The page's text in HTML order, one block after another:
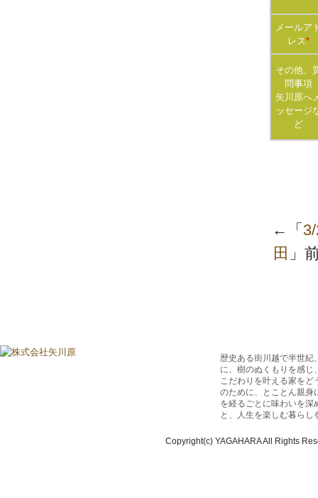
メールア
レス*
その他、
問事項
矢川原へ
ッセージ
ど
←「
田 」
歴史ある街川越で半世紀
に、樹のぬくもりを感じ
こだわりを叶える家をど
のために、とことん親身
を経るごとに味わいを深
と、人生を楽しむ暮ら
Copyright(c) YAGAHARA All Rights